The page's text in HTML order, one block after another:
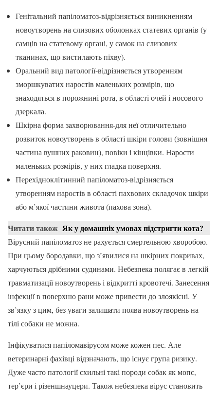
Генітальний папіломатоз-відрізняється виникненням
новоутворень на слизових оболонках статевих органів (у
самців на статевому органі, у самок на слизових
тканинах, що вистилають піхву).
Оральний вид патології-відрізняється утворенням
зморшкуватих наростів маленьких розмірів, що
знаходяться в порожнині рота, в області очей і носового
дзеркала.
Шкірна форма захворювання-для неї отличительно
розвиток новоутворень в області шкіри голови (зовнішня
частина вушних раковин), повіки і кінцівки. Нарости
маленьких розмірів, у них гладка поверхня.
Перехідноклітинний папіломатоз-відрізняється
утворенням наростів в області пахвових складочок шкіри
або м’якої частини живота (пахова зона).
Читати також Як у домашніх умовах підстригти кота?
Вірусний папіломатоз не рахується смертельною хворобою.
При цьому бородавки, що з’явилися на шкірних покривах,
харчуються дрібними судинами. Небезпека полягає в легкій
травматизації новоутворень і відкритті кровотечі. Занесення
інфекції в поверхню рани може привести до злоякісні. У
зв’язку з цим, без уваги залишати поява новоутворень на
тілі собаки не можна.
Інфікуватися папіломавірусом може кожен пес. Але
ветеринарні фахівці відзначають, що існує група ризику.
Дуже часто патології схильні такі породи собак як мопс,
тер’єри і різеншнауцери. Також небезпека вірус становить